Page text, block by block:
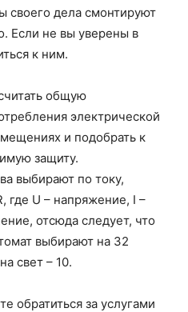
своего дела смонтируют
Если не вы уверены в
к ним.
общую
электрической
и подобрать к
защиту.
выбирают по току,
где U – напряжение, I –
отсюда следует, что
выбирают на 32
свет – 10.
обратиться за услугами